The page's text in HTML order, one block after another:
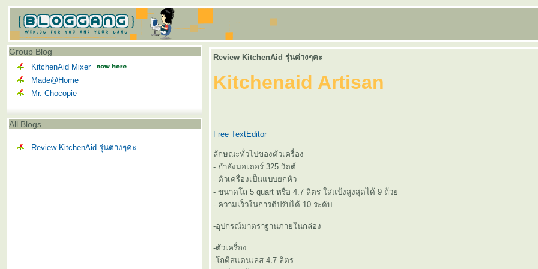
Group Blog
KitchenAid Mixer
Made@Home
Mr. Chocopie
All Blogs
Review KitchenAid รุ่นต่างๆคะ
Review KitchenAid รุ่นต่างๆคะ
Kitchenaid Artisan
Free TextEditor
ลักษณะทั่วไปของตัวเครื่อง
- กำลังมอเตอร์ 325 วัตต์
- ตัวเครื่องเป็นแบบยกหัว
- ขนาดโถ 5 quart หรือ 4.7 ลิตร ใส่แป้งสูงสุดได้ 9 ถ้ว
- ความเร็วในการตีปรับได้ 10 ระดับ
-อุปกรณ์มาตราฐานภายในกล่อง
-ตัวเครื่อง
-โถตีสแตนเลส 4.7 ลิตร